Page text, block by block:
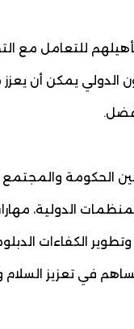
للتعامل مع
الدولي يمكن أن
بين الحكومة
الدولية،
الكفاءات
في تعزيز السلام